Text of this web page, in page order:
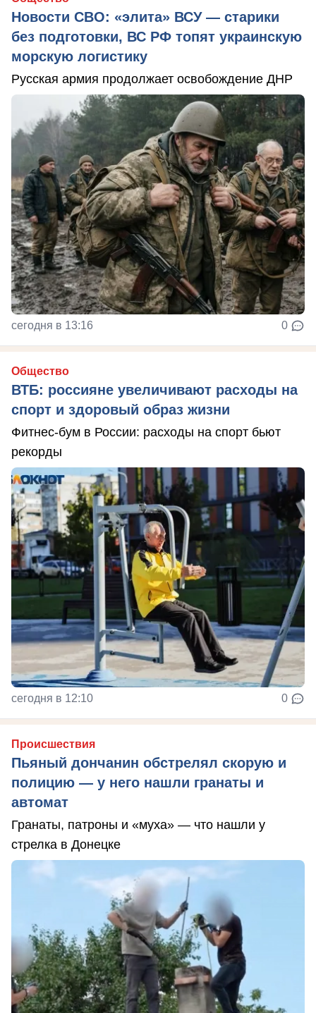
Новости СВО: «элита» ВСУ — старики
без подготовки, ВС РФ топят украинскую
морскую логистику
Русская армия продолжает освобождение ДНР
сегодня в 13:16 0
Общество
ВТБ: россияне увеличивают расходы на
спорт и здоровый образ жизни
Фитнес-бум в России: расходы на спорт бьют
рекорды
сегодня в 12:10 0
Происшествия
Пьяный дончанин обстрелял скорую и
полицию — у него нашли гранаты и
автомат
Гранаты, патроны и «муха» — что нашли у
стрелка в Донецке